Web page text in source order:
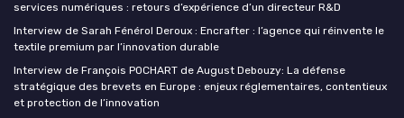
services numériques : retours d’expérience d’un directeur R&D
Interview de Sarah Fénérol Deroux : Encrafter : l’agence qui réinvente le
textile premium par l’innovation durable
Interview de François POCHART de August Debouzy: La défense
stratégique des brevets en Europe : enjeux réglementaires, contentieux
et protection de l’innovation